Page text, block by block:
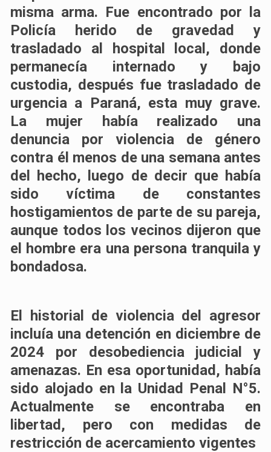
misma arma. Fue encontrado por la
Policía herido de gravedad y
trasladado al hospital local, donde
permanecía internado y bajo
custodia, después fue trasladado de
urgencia a Paraná, esta muy grave.
La mujer había realizado una
denuncia por violencia de género
contra él menos de una semana antes
del hecho, luego de decir que había
sido víctima de constantes
hostigamientos de parte de su pareja,
aunque todos los vecinos dijeron que
el hombre era una persona tranquila y
bondadosa.
El historial de violencia del agresor
incluía una detención en diciembre de
2024 por desobediencia judicial y
amenazas. En esa oportunidad, había
sido alojado en la Unidad Penal N°5.
Actualmente se encontraba en
libertad, pero con medidas de
restricción de acercamiento vigentes